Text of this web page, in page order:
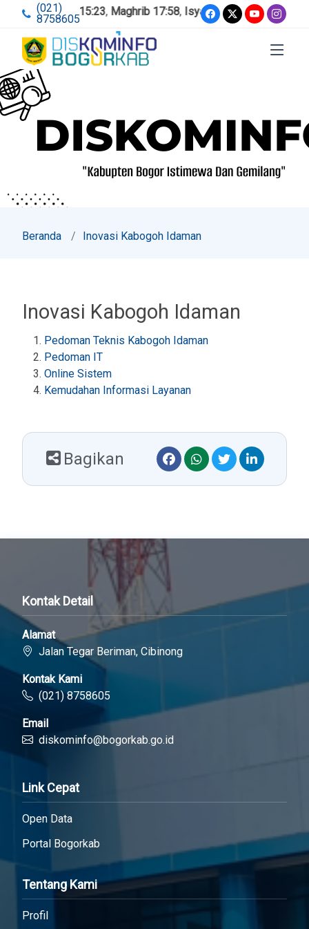
(021)
8758605
12:02,Ashar 15:23,Maghrib 17:58,Isya 19:09
Beranda Inovasi Kabogoh Idaman
Inovasi Kabogoh Idaman
Pedoman Teknis Kabogoh Idaman
Pedoman IT
Online Sistem
Kemudahan Informasi Layanan
Bagikan
Kontak Detail
Alamat
Jalan Tegar Beriman, Cibinong
Kontak Kami
(021) 8758605
Email
diskominfo@bogorkab.go.id
Link Cepat
Open Data
Portal Bogorkab
Tentang Kami
Profil